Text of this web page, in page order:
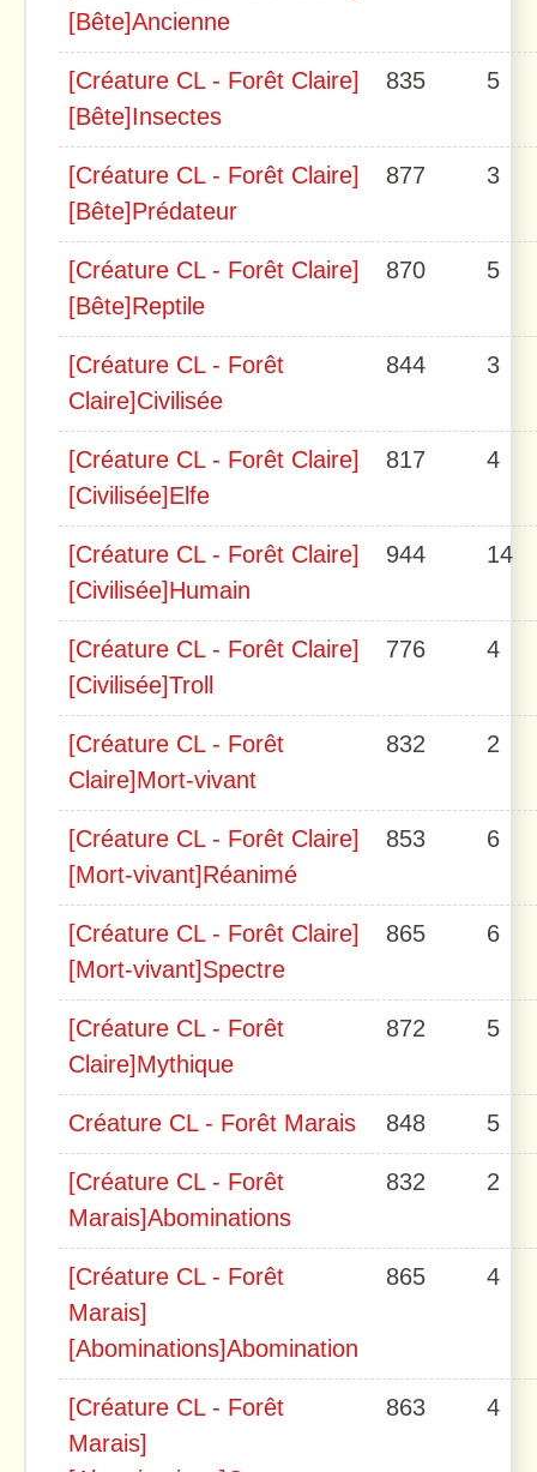
[Bête]Ancienne
[Créature CL - Forêt Claire]
[Bête]Insectes
835 5
[Créature CL - Forêt Claire]
[Bête]Prédateur
877 3
[Créature CL - Forêt Claire]
[Bête]Reptile
870 5
[Créature CL - Forêt
Claire]Civilisée
844 3
[Créature CL - Forêt Claire]
[Civilisée]Elfe
817 4
[Créature CL - Forêt Claire]
[Civilisée]Humain
944 14
[Créature CL - Forêt Claire]
[Civilisée]Troll
776 4
[Créature CL - Forêt
Claire]Mort-vivant
832 2
[Créature CL - Forêt Claire]
[Mort-vivant]Réanimé
853 6
[Créature CL - Forêt Claire]
[Mort-vivant]Spectre
865 6
[Créature CL - Forêt
Claire]Mythique
872 5
Créature CL - Forêt Marais 848 5
[Créature CL - Forêt
Marais]Abominations
832 2
[Créature CL - Forêt
Marais]
[Abominations]Abomination
865 4
[Créature CL - Forêt
Marais]
863 4